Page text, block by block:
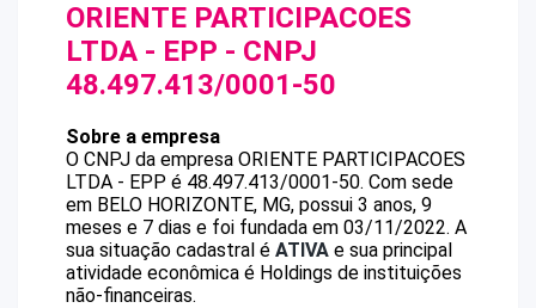
ORIENTE PARTICIPACOES
LTDA - EPP - CNPJ
48.497.413/0001-50
Sobre a empresa
O CNPJ da empresa ORIENTE PARTICIPACOES
LTDA - EPP é 48.497.413/0001-50. Com sede
em BELO HORIZONTE, MG, possui 3 anos, 9
meses e 7 dias e foi fundada em 03/11/2022. A
sua situação cadastral é ATIVA e sua principal
atividade econômica é Holdings de instituições
não-financeiras.